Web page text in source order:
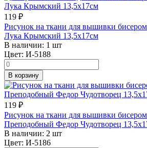
119 ₽
Рисунок на ткани для вышивки
Лука Крымский 13,5х17см
В наличии: 1 шт
Цвет: И-5188
В корзину
119 ₽
Рисунок на ткани для вышивки
Преподобный Федор Чудотворец
В наличии: 2 шт
Цвет: И-5186